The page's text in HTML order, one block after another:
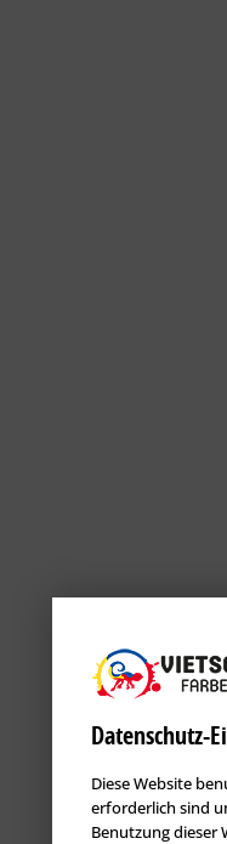
Datenschutz-
Diese Website
erforderlich sind
Benutzung dieser